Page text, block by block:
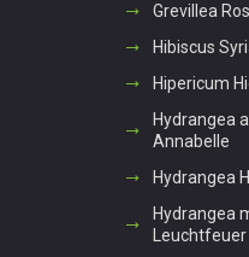
Grevillea
Hibiscus
Hipericum
Hydrangea
Annabelle
Hydrangea
Hydrangea
Leuchtfeuer